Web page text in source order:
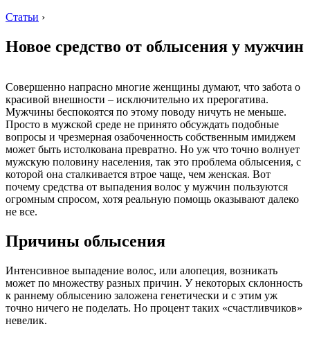
Статьи ›
Новое средство от облысения у мужчин
Совершенно напрасно многие женщины думают, что забота о
красивой внешности – исключительно их прерогатива.
Мужчины беспокоятся по этому поводу ничуть не меньше.
Просто в мужской среде не принято обсуждать подобные
вопросы и чрезмерная озабоченность собственным имиджем
может быть истолкована превратно. Но уж что точно волнует
мужскую половину населения, так это проблема облысения, с
которой она сталкивается втрое чаще, чем женская. Вот
почему средства от выпадения волос у мужчин пользуются
огромным спросом, хотя реальную помощь оказывают далеко
не все.
Причины облысения
Интенсивное выпадение волос, или алопеция, возникать
может по множеству разных причин. У некоторых склонность
к раннему облысению заложена генетически и с этим уж
точно ничего не поделать. Но процент таких «счастливчиков»
невелик.